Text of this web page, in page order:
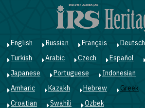
περιεχόμενο
English Russian Français Deutsch
Turkish
Arabic Czech Español
Japanese
Portuguese Indonesian
Amharic
Kazakh Hebrew Greek
Croatian
Swahili Ozbek